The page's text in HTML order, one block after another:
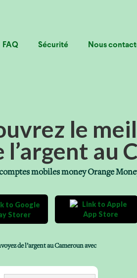
FAQ Sécurité Nous
le
l’argent au
mobiles money Orange
de l’argent au Cameroun avec